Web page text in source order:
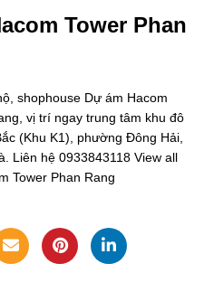
Tower Phan
shophouse Dự ám Hacom
vị trí ngay trung tâm khu đô
(Khu K1), phường Đông Hải,
Liên hệ 0933843118 View all
Tower Phan Rang